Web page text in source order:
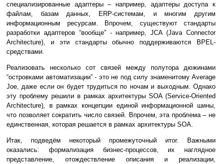
специализированные адаптеры – например, адаптеры доступа к
файлам, базам данных, ERP-системам, и многим другим
информационным ресурсам. Впрочем, существуют стандарты
разработки адаптеров “вообще” - например, JCA (Java Connector
Architecture), и эти стандарты обычно поддерживаются BPEL-
средствами.
Реализовать несколько сот связей между полутора дюжинами
“островками автоматизации” - это не под силу знаменитому Average
Joe, даже если он будет трудиться по ночам и выходным. Однако
эту проблему решили в рамках архитектуры SOA (Service-Oriented
Architecture), в рамках концепции единой информационной шины,
что позволяет сократить число связей. Впрочем, эта проблема – не
единственная, которая решается в рамках архитектуры SOA.
Итак, подведём некоторый промежуточный итог. Важными
оказались: формализация бизнес-процессов, их наглядное
представление, отождествление описания и реализации,